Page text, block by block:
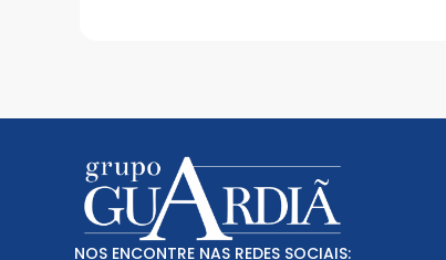
NOS ENCONTRE NAS REDES SOCIAIS: